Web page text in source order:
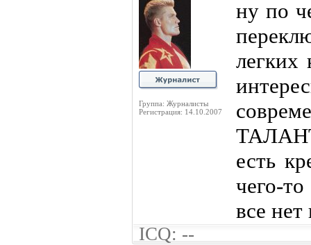
Группа: Журналисты
Регистрация: 14.10.2007
ну по
легких
есть
чего-
все нет
ICQ: --